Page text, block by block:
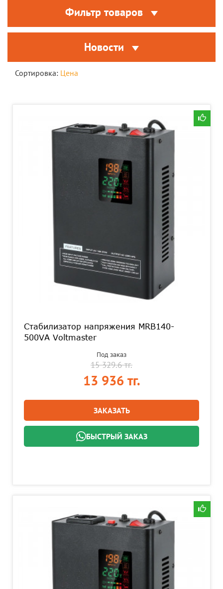
Фильтр товаров
Новости
Сортировка: Цена
Стабилизатор напряжения MRB140-
500VA Voltmaster
Под заказ
15 329.6 тг.
13 936 тг.
ЗАКАЗАТЬ
БЫСТРЫЙ ЗАКАЗ